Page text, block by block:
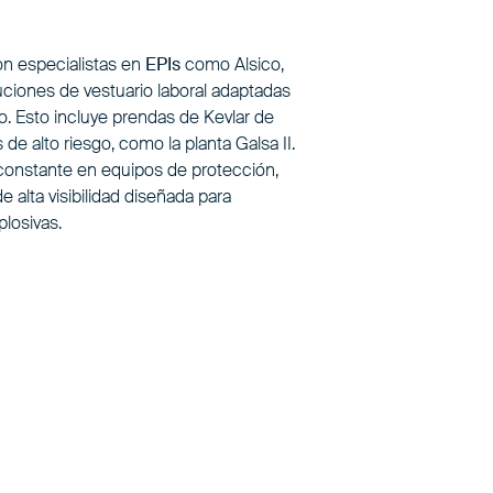
especialistas en EPIscomo Alsico,
de vestuario laboral adaptadas
Esto incluye prendas de Kevlar de
alto riesgo, como la planta Galsa II.
en equipos de protección,
alta visibilidad diseñada para